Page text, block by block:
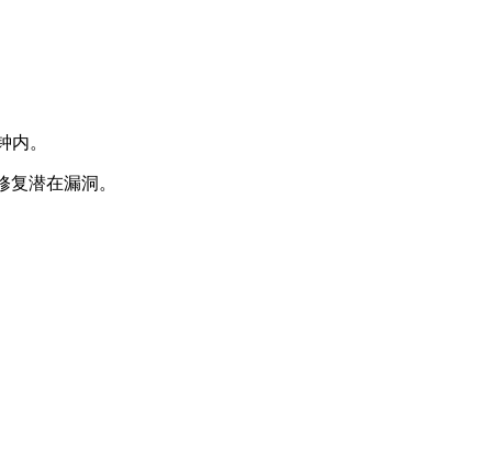
内。
潜在漏洞。